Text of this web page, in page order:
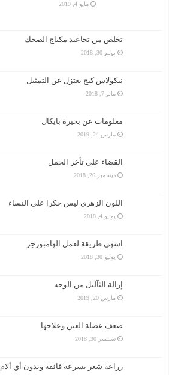
مايو 4, 2019
تخلص من تجاعيد مكياج الضحك
يوليو 30, 2018
نيكولاس كيج يعتزل عن التمثيل
مايو 7, 2018
معلومات عن بحيرة بايكال
مارس 24, 2019
القضاء على تأخر الحمل
ديسمبر 26, 2018
اللون الزهري ليس حكرا علي النساء
يونيو 4, 2018
اشهي طريقة لعمل الهامبورجر
يوليو 30, 2018
إزالة الثآليل من الوجه
مارس 20, 2019
ضعف عضلة العين وعلاجها
سبتمبر 30, 2018
زراعة شعر بسرعة فائقة وبدون أي ألام